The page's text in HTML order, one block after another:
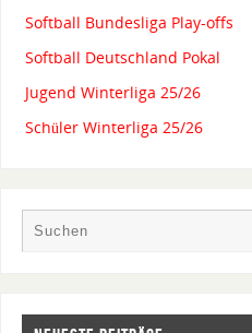
Softball Bundesliga Play-offs
Softball Deutschland Pokal
Jugend Winterliga 25/26
Schüler Winterliga 25/26